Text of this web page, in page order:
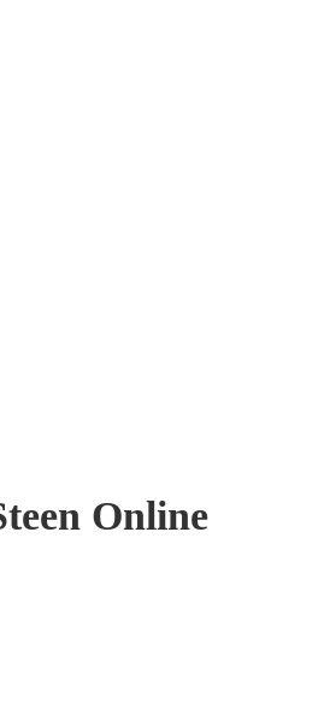
Online